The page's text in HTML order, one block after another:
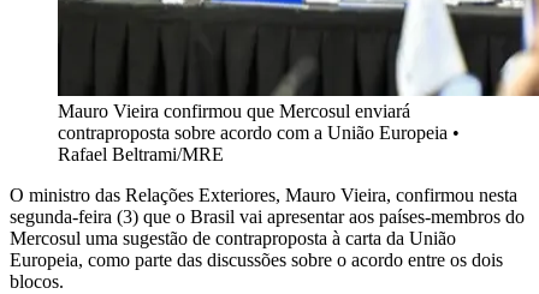
Mauro Vieira confirmou que Mercosul enviará
contraproposta sobre acordo com a União Europeia •
Rafael Beltrami/MRE
O ministro das Relações Exteriores, Mauro Vieira, confirmou nesta
segunda-feira (3) que o Brasil vai apresentar aos países-membros do
Mercosul uma sugestão de contraproposta à carta da União
Europeia, como parte das discussões sobre o acordo entre os dois
blocos.